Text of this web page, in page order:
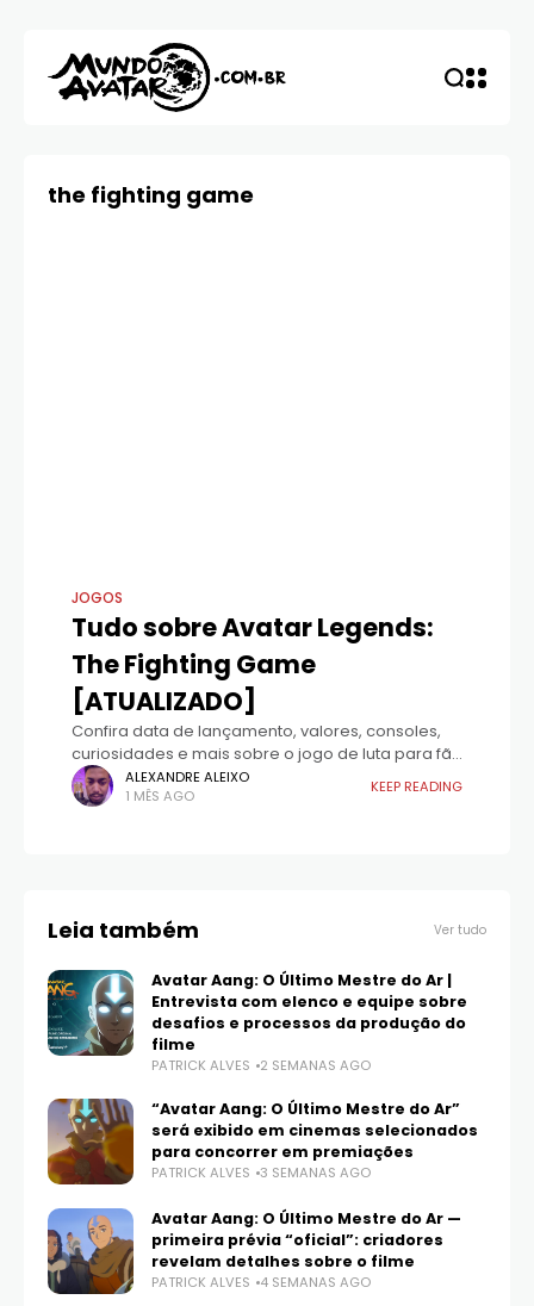
the fighting game
JOGOS
Tudo sobre Avatar Legends:
The Fighting Game
[ATUALIZADO]
Confira data de lançamento, valores, consoles,
curiosidades e mais sobre o jogo de luta para fãs
de Aang e Korra, "Avatar Legends: The Fighting
Game". Falta pouco mais de um
ALEXANDRE ALEIXO
1 MÊS AGO
KEEP READING
Leia também Ver tudo
Avatar Aang: O Último Mestre do Ar |
Entrevista com elenco e equipe sobre
desafios e processos da produção do
filme
PATRICK ALVES 2 SEMANAS AGO
“Avatar Aang: O Último Mestre do Ar”
será exibido em cinemas selecionados
para concorrer em premiações
PATRICK ALVES 3 SEMANAS AGO
Avatar Aang: O Último Mestre do Ar —
primeira prévia “oficial”: criadores
revelam detalhes sobre o filme
PATRICK ALVES 4 SEMANAS AGO